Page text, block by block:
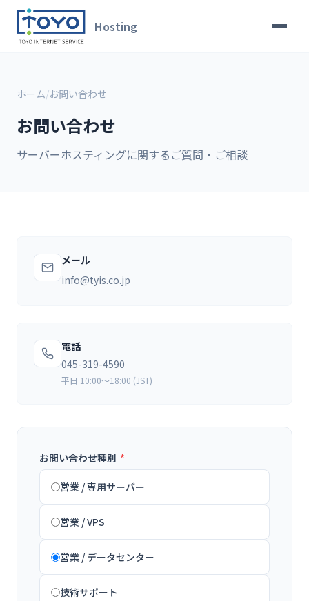
Hosting
ホーム/お問い合わせ
お問い合わせ
サーバーホスティングに関するご質問・ご相談
メール
info@tyis.co.jp
電話
045-319-4590
平日 10:00〜18:00 (JST)
お問い合わせ種別 *
営業 / 専用サーバー
営業 / VPS
営業 / データセンター
技術サポート